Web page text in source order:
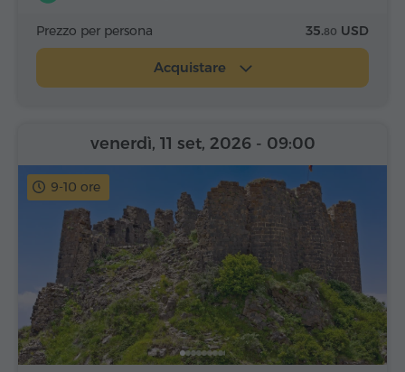
Prezzo per persona 35.80 USD
Acquistare
9-10 ore
venerdì, 11 set, 2026 - 09:00